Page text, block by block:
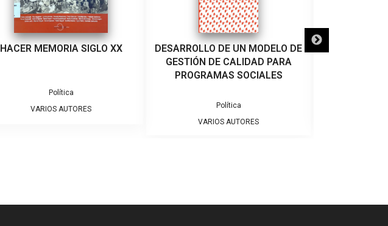
HACER MEMORIA SIGLO XX
Política
VARIOS AUTORES
DESARROLLO DE UN MODELO DE
GESTIÓN DE CALIDAD PARA
PROGRAMAS SOCIALES
Política
VARIOS AUTORES